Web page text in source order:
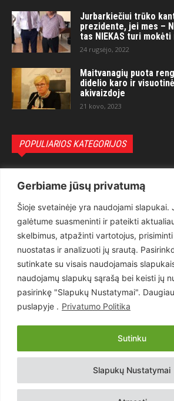
Gerbiame jūsų privatumą
Šioje svetainėje yra naudojami slapukai.
galėtume suasmeninti ir pateikti
skelbimus, atpažinti vartotojus,
nuostatas ir analizuoti jų srautą.
sutinkate su visais naudojamais
naudojamų slapukų sąrašą bei keisti jų
pasirinkę "Slapukų Nustatymai".
puslapyje . Privatumo Politika
Slapukų Nustatymai
Sutinku
Jurbarkiečiui trūko
prezidente, jei mes –
tas NIEKAS turi mokėti
24 rugsėjo, 2022
Maitvanagių puota
didelio karo ir
akivaizdoje
21 kovo, 2023
POPULIARIOS KATEGORIJOS
Teisėsauga
Aktualu
Lietuva
Pasaulis
Статьи на русском
Articles in english
Copyright © 2026 UAB „Goruva“. Visos
Kontaktai Prenumerata Privatumo Politika